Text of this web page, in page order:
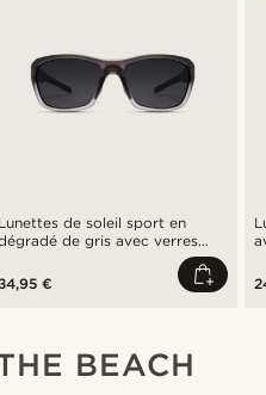
Lunettes de soleil sport en
de gris avec verres
€
BEACH